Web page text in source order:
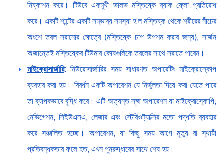
নিষ্কাশন করে। টিউবে একমুখী ভালভ মস্তিষ্কে ব্যাক ফ্লো প্রতিরোধ
করে। একটি শান্টের একটি সম্ভাব্য সমস্যা হ'ল মস্তিষ্ক থেকে শরীরের নীচের
অংশে তরল সরানোর ক্ষেত্রে (মস্তিষ্কে চাপ উপশম করার জন্য), সার্জন
অজান্তেই মস্তিষ্কের টিউমার কোষগুলিকে তরলের সাথে সরাতে পারেন।
মাইক্রোসার্জারি: নিউরোসার্জারির সময় সাধারণত অপারেটিং মাইক্রোস্কোপ
ব্যবহার করা হয়। বিবর্ধন একটি অপারেশন যে নির্ভুলতা দিয়ে করা যেতে পারে
তা ব্যাপকভাবে বৃদ্ধি করে। এটি অত্যন্ত সূক্ষ্ম অপারেশন যা মাইক্রোস্কোপি,
নেভিগেশন, সিইউএসএ, লেজার এবং স্টেরিওট্যাক্সির মতো পদ্ধতি ব্যবহার
করে সঞ্চালিত হচ্ছে। অপারেশন, যা কিছু সময় আগে মৃত্যু বা স্থায়ী
প্রতিবন্ধকতার ফলে হত, এখন পুনরুদ্ধারের সাথে শেষ হয়।